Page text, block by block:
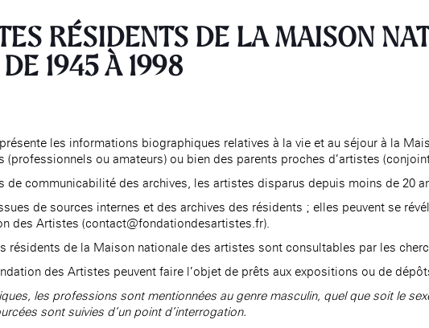
RÉSIDENTS DE LA MAISON
1945 À 1998
les informations biographiques relatives à la vie et au séjour à la
(professionnels ou amateurs) ou bien des parents proches d’artistes
de communicabilité des archives, les artistes disparus depuis moins de 20
de sources internes et des archives des résidents ; elles peuvent se
des Artistes (contact@fondationdesartistes.fr).
résidents de la Maison nationale des artistes sont consultables par les
des Artistes peuvent faire l’objet de prêts aux expositions ou de
les professions sont mentionnées au genre masculin, quel que soit le
sont suivies d’un point d’interrogation.
MABA
Présentation
Expositions
Expositions passées
Événements à la MABA
Maison
nationale
Présentation
Expositions
Expositions passées
Infos pratiques
Accueil de la
Fondation des Artistes